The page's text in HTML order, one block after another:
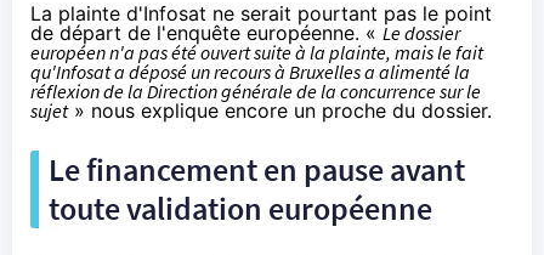
La plainte d'Infosat ne serait pourtant pas le point
de départ de l'enquête européenne. « Le dossier
européen n'a pas été ouvert suite à la plainte, mais le fait
qu'Infosat a déposé un recours à Bruxelles a alimenté la
réflexion de la Direction générale de la concurrence sur le
sujet» nous explique encore un proche du dossier.
Le financement en pause avant
toute validation européenne